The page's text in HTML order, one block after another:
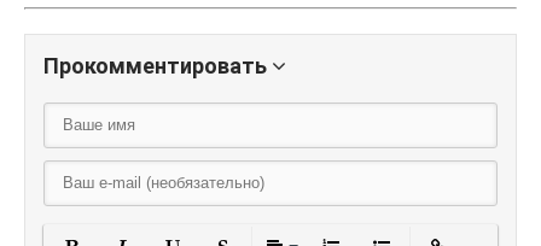
Прокомментировать